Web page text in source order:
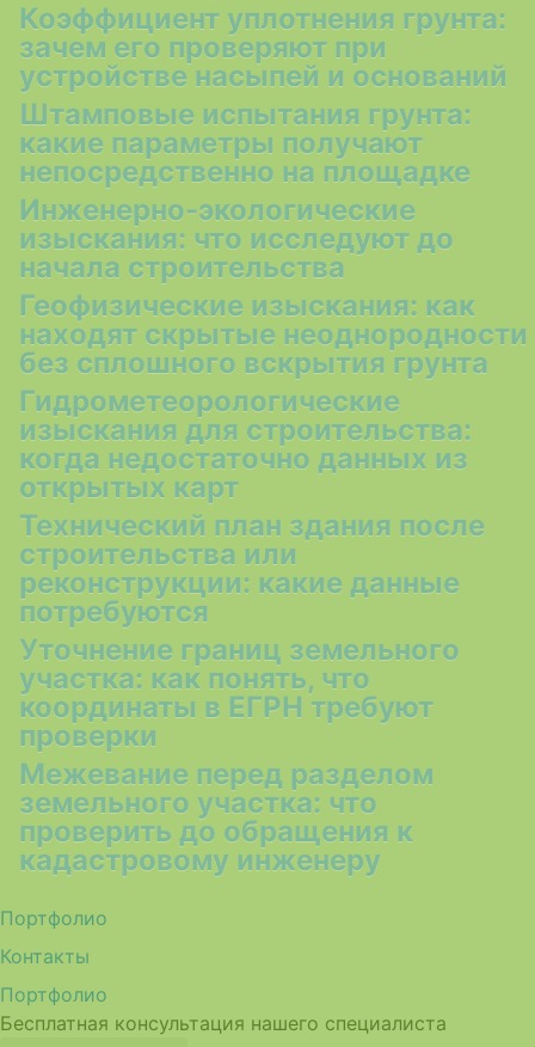
Коэффициент уплотнения грунта:
зачем его проверяют при
устройстве насыпей и оснований
Штамповые испытания грунта:
какие параметры получают
непосредственно на площадке
Инженерно-экологические
изыскания: что исследуют до
начала строительства
Геофизические изыскания: как
находят скрытые неоднородности
без сплошного вскрытия грунта
Гидрометеорологические
изыскания для строительства:
когда недостаточно данных из
открытых карт
Технический план здания после
строительства или
реконструкции: какие данные
потребуются
Уточнение границ земельного
участка: как понять, что
координаты в ЕГРН требуют
проверки
Межевание перед разделом
земельного участка: что
проверить до обращения к
кадастровому инженеру
Портфолио
Контакты
Портфолио
Бесплатная консультация нашего специалиста